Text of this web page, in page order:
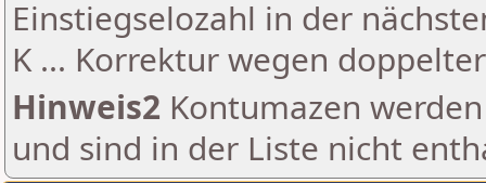
Einstiegselozahl in der
K ... Korrektur wegen
Hinweis2 Kontumazen
und sind in der Liste nicht